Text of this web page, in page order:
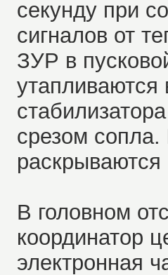
секунду при
сигналов от
ЗУР в
утапливаются
срезом сопла.
В головном
координатор
электронная